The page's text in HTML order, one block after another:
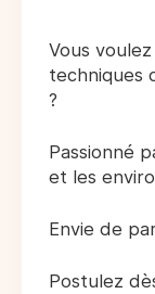
Vous
techniques
?
Passionné
et les
Envie de
Postulez